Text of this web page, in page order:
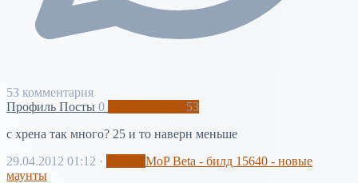
53 комментария
Профиль Посты 0
53
с хрена так много? 25 и то наверн меньше
29.04.2012 01:12 ·
MoP Beta - билд 15640 - новые
маунты